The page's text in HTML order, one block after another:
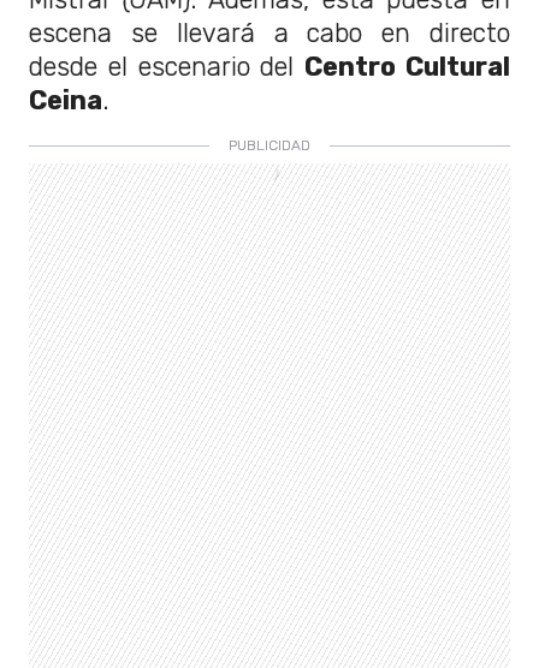
escena se llevará a cabo en directo
desde el escenario del Centro Cultural
Ceina.